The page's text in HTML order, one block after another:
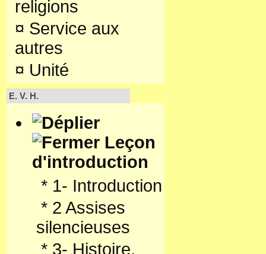
religions
¤ Service aux
autres
¤ Unité
E. V. H.
Leçon
d'introduction
* 1- Introduction
* 2 Assises
silencieuses
* 3- Histoire,